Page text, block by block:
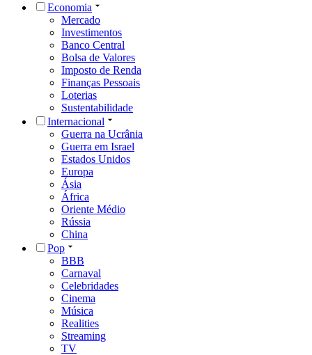
Economia
Mercado
Investimentos
Banco Central
Bolsa de Valores
Imposto de Renda
Finanças Pessoais
Loterias
Sustentabilidade
Internacional
Guerra na Ucrânia
Guerra em Israel
Estados Unidos
Europa
Ásia
África
Oriente Médio
Rússia
China
Pop
BBB
Carnaval
Celebridades
Cinema
Música
Realities
Streaming
TV